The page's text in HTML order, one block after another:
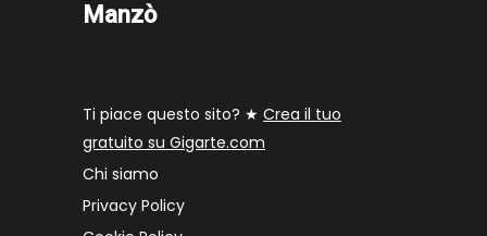
Manzò
Ti piace questo sito? ★ Crea il tuo
gratuito su Gigarte.com
Chi siamo
Privacy Policy